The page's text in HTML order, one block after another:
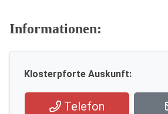
Informationen:
Klosterpforte Auskunft:
Telefon